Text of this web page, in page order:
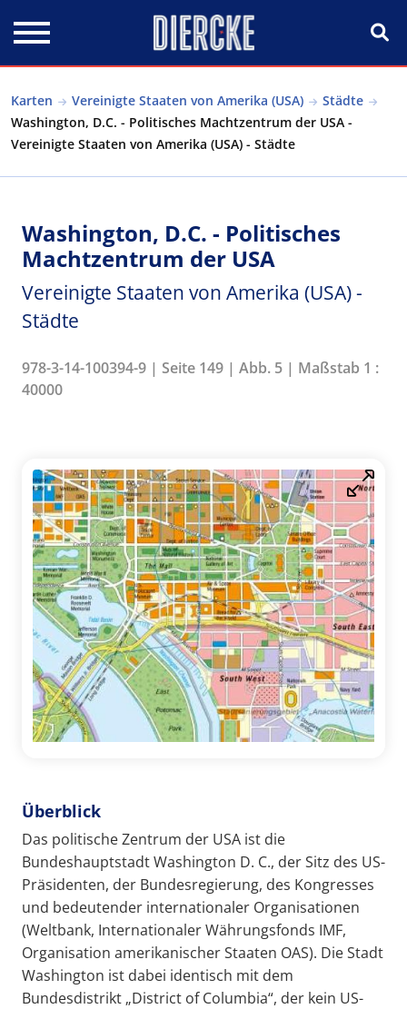
Karten Vereinigte Staaten von Amerika (USA)
Städte
Washington, D.C. - Politisches Machtzentrum der USA -
Vereinigte Staaten von Amerika (USA) - Städte
Washington, D.C. - Politisches
Machtzentrum der USA
Vereinigte Staaten von Amerika (USA) -
Städte
978-3-14-100394-9 | Seite 149 | Abb. 5 | Maßstab 1 :
40000
Überblick
Das politische Zentrum der USA ist die
Bundeshauptstadt Washington D. C., der Sitz des US-
Präsidenten, der Bundesregierung, des Kongresses
und bedeutender internationaler Organisationen
(Weltbank, Internationaler Währungsfonds IMF,
Organisation amerikanischer Staaten OAS). Die Stadt
Washington ist dabei identisch mit dem
Bundesdistrikt „District of Columbia“, der kein US-